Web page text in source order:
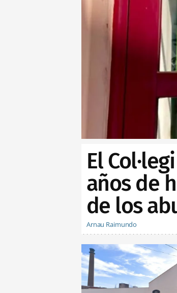
El
años de
de los
Arnau Raimundo